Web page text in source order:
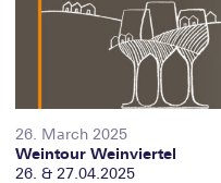
26. March 2025
Weintour Weinviertel
26. & 27.04.2025